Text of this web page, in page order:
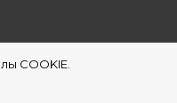
COOKIE.